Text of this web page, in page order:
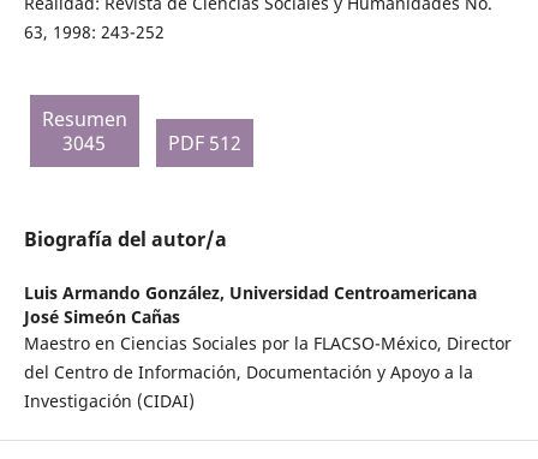
63, 1998: 243-252
Resumen
3045
PDF 512
Biografía del autor/a
Luis Armando González, Universidad Centroamericana
José Simeón Cañas
Maestro en Ciencias Sociales por la FLACSO-México, Director
del Centro de Información, Documentación y Apoyo a la
Investigación (CIDAI)